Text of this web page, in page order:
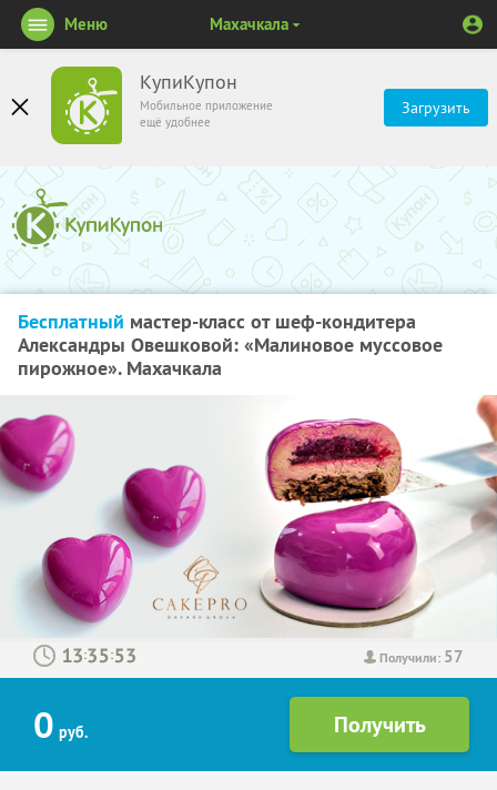
КупиКупон
Мобильное приложение
ещё удобнее
Загрузить
Меню Махачкала
Бесплатный мастер-класс от шеф-кондитера
Александры Овешковой: «Малиновое муссовое
пирожное». Махачкала
Получили: 57
: :
0 руб.